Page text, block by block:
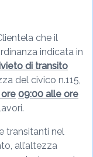
che il
indicata in
di transito
del civico n.115,
09:00 alle ore
transitanti nel
all’altezza